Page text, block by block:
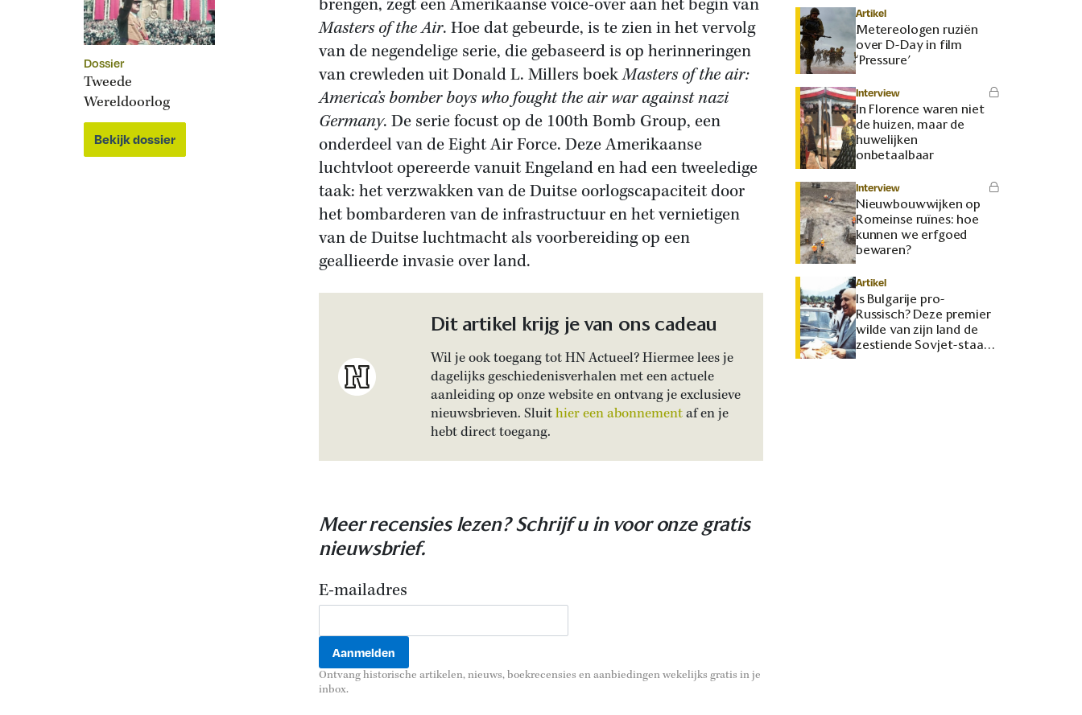
Dossier
Tweede
Wereldoorlog
Bekijk dossier
brengen, zegt een Amerikaanse voice-over aan het begin van
Masters of the Air. Hoe dat gebeurde, is te zien in het vervolg
van de negendelige serie, die gebaseerd is op herinneringen
van crewleden uit Donald L. Millers boekMasters of the air:
America’s bomber boys who fought the air war against nazi
Germany. De serie focust op de 100th Bomb Group, een
onderdeel van de Eight Air Force. Deze Amerikaanse
luchtvloot opereerde vanuit Engeland en had een tweeledige
taak: het verzwakken van de Duitse oorlogscapaciteit door
het bombarderen van de infrastructuur en het vernietigen
van de Duitse luchtmacht als voorbereiding op een
geallieerde invasie over land.
Dit artikel krijg je van ons cadeau
Wil je ook toegang tot HN Actueel? Hiermee lees je
dagelijks geschiedenisverhalen met een actuele
aanleiding op onze website en ontvang je exclusieve
nieuwsbrieven. Sluithier een abonnementaf en je
hebt direct toegang.
Meer recensies lezen? Schrijf u in voor onze gratis
nieuwsbrief.
E-mailadres
Ontvang historische artikelen, nieuws, boekrecensies en aanbiedingen wekelijks gratis in je
inbox.
Artikel
Metereologen ruziën
over D-Day in film
‘Pressure’
Interview
In Florence waren niet
de huizen, maar de
huwelijken
onbetaalbaar
Interview
Nieuwbouwwijken op
Romeinse ruïnes: hoe
kunnen we erfgoed
bewaren?
Artikel
Is Bulgarije pro-
Russisch? Deze premier
wilde van zijn land de
zestiende Sovjet-staat
maken